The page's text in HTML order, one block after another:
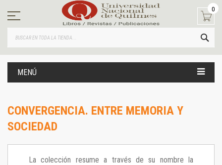
contenido
0
MENÚ
CONVERGENCIA. ENTRE MEMORIA Y
SOCIEDAD
La colección resume a través de su nombre la